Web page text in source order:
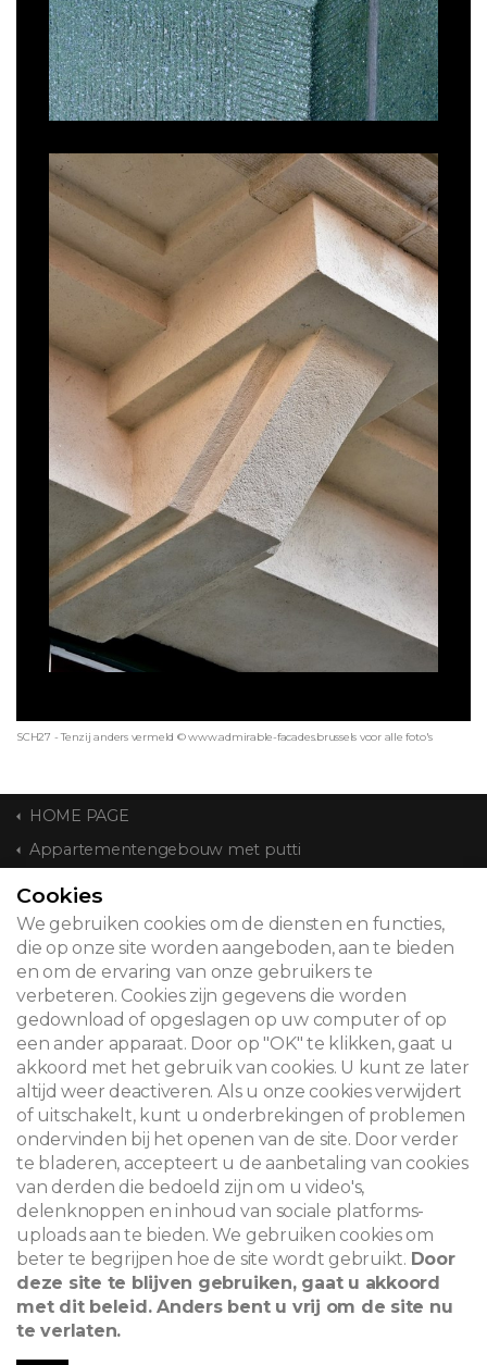
SCH27 - Tenzij anders vermeld © www.admirable-facades.brussels voor alle foto's
HOME PAGE
Appartementengebouw met putti
CONTACT
© 2026
Juridische kennisgeving
Newsletter
Zoeken
Cookies
We gebruiken cookies om de diensten en functies,
die op onze site worden aangeboden, aan te bieden
en om de ervaring van onze gebruikers te
verbeteren. Cookies zijn gegevens die worden
gedownload of opgeslagen op uw computer of op
een ander apparaat. Door op "OK" te klikken, gaat u
akkoord met het gebruik van cookies. U kunt ze later
altijd weer deactiveren. Als u onze cookies verwijdert
of uitschakelt, kunt u onderbrekingen of problemen
ondervinden bij het openen van de site. Door verder
te bladeren, accepteert u de aanbetaling van cookies
van derden die bedoeld zijn om u video's,
delenknoppen en inhoud van sociale platforms-
uploads aan te bieden. We gebruiken cookies om
beter te begrijpen hoe de site wordt gebruikt. Door
deze site te blijven gebruiken, gaat u akkoord
met dit beleid. Anders bent u vrij om de site nu
te verlaten.